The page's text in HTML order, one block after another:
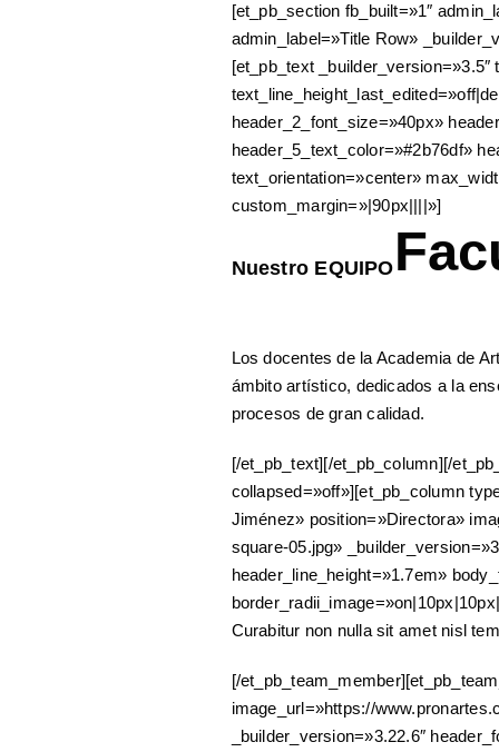
[et_pb_section fb_built=»1″
admin_label=»Title Row»
[et_pb_text
header_2_font_size=»40px»
header_5_text_color=»#2b76df»
text_orientation=»center»
custom_margin=»|90px||||»]
Nuestro EQUIPO
Los docentes de la Academia de
ámbito artístico, dedicados a la
procesos de gran calidad.
[/et_pb_text][/et_pb_column][/
collapsed=»off»][et_pb_column
Jiménez» position=»Directora»
square-05.jpg»
header_line_height=»1.7em»
Curabitur non nulla sit amet nisl
[/
image_url=»https://
_builder_version=»3.22.6″